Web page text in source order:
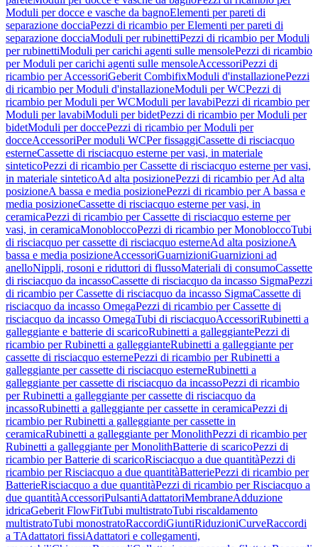
Moduli per docce e vasche da bagnoElementi per pareti di
separazione docciaPezzi di ricambio per Elementi per pareti di
separazione docciaModuli per rubinettiPezzi di ricambio per Moduli
per rubinettiModuli per carichi agenti sulle mensolePezzi di ricambio
per Moduli per carichi agenti sulle mensoleAccessoriPezzi di
ricambio per AccessoriGeberit CombifixModuli d'installazionePezzi
di ricambio per Moduli d'installazioneModuli per WCPezzi di
ricambio per Moduli per WCModuli per lavabiPezzi di ricambio per
Moduli per lavabiModuli per bidetPezzi di ricambio per Moduli per
bidetModuli per doccePezzi di ricambio per Moduli per
docceAccessoriPer moduli WCPer fissaggiCassette di risciacquo
esterneCassette di risciacquo esterne per vasi, in materiale
sinteticoPezzi di ricambio per Cassette di risciacquo esterne per vasi,
in materiale sinteticoAd alta posizionePezzi di ricambio per Ad alta
posizioneA bassa e media posizionePezzi di ricambio per A bassa e
media posizioneCassette di risciacquo esterne per vasi, in
ceramicaPezzi di ricambio per Cassette di risciacquo esterne per
vasi, in ceramicaMonobloccoPezzi di ricambio per MonobloccoTubi
di risciacquo per cassette di risciacquo esterneAd alta posizioneA
bassa e media posizioneAccessoriGuarnizioniGuarnizioni ad
anelloNippli, rosoni e riduttori di flussoMateriali di consumoCassette
di risciacquo da incassoCassette di risciacquo da incasso SigmaPezzi
di ricambio per Cassette di risciacquo da incasso SigmaCassette di
risciacquo da incasso OmegaPezzi di ricambio per Cassette di
risciacquo da incasso OmegaTubi di risciacquoAccessoriRubinetti a
galleggiante e batterie di scaricoRubinetti a galleggiantePezzi di
ricambio per Rubinetti a galleggianteRubinetti a galleggiante per
cassette di risciacquo esternePezzi di ricambio per Rubinetti a
galleggiante per cassette di risciacquo esterneRubinetti a
galleggiante per cassette di risciacquo da incassoPezzi di ricambio
per Rubinetti a galleggiante per cassette di risciacquo da
incassoRubinetti a galleggiante per cassette in ceramicaPezzi di
ricambio per Rubinetti a galleggiante per cassette in
ceramicaRubinetti a galleggiante per MonolithPezzi di ricambio per
Rubinetti a galleggiante per MonolithBatterie di scaricoPezzi di
ricambio per Batterie di scaricoRisciacquo a due quantitàPezzi di
ricambio per Risciacquo a due quantitàBatteriePezzi di ricambio per
BatterieRisciacquo a due quantitàPezzi di ricambio per Risciacquo a
due quantitàAccessoriPulsantiAdattatoriMembraneAdduzione
idricaGeberit FlowFitTubi multistratoTubi riscaldamento
multistratoTubi monostratoRaccordiGiuntiRiduzioniCurveRaccordi
a TAdattatori fissiAdattatori e collegamenti,